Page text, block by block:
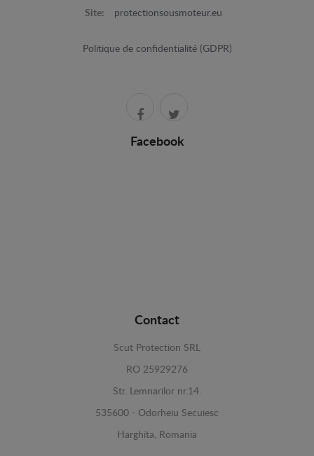
Site: protectionsousmoteur.eu
Politique de confidentialité (GDPR)
Facebook
Contact
Scut Protection SRL
RO 25929276
Str. Lemnarilor nr.14.
535600 - Odorheiu Secuiesc
Harghita, Romania